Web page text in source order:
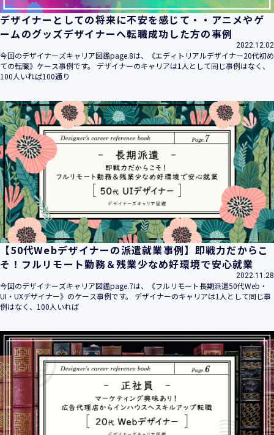
デザイナーとしての将来に不安を感じて・・アニメやゲ
ームのグッズデザイナーへ転職成功した方の事例
2022.12.02
今回のデザイナーズキャリア図鑑page.8は、《エディトリアルデザイナー20代初め
ての転職》ケース事例です。 デザイナーのキャリアは1人として同じ事例はなく、
100人いれば100通り
【50代Webデザイナーの派遣就業事例】即戦力だからこ
そ！フルリモート勤務＆残業少なめ好環境で安心就業
2022.11.28
今回のデザイナーズキャリア図鑑page.7は、《フルリモート長期派遣50代Web・
UI・UXデザイナー》のケース事例です。 デザイナーのキャリアは1人として同じ事
例はなく、100人いれば